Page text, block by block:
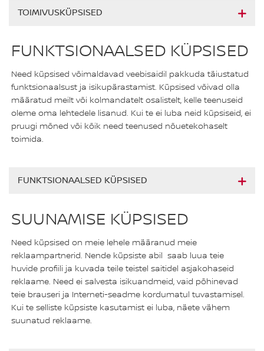
TOIMIVUSKÜPSISED
FUNKTSIONAALSED KÜPSISED
Need küpsised võimaldavad veebisaidil pakkuda täiustatud
funktsionaalsust ja isikupärastamist. Küpsised võivad olla
määratud meilt või kolmandatelt osalistelt, kelle teenuseid
oleme oma lehtedele lisanud. Kui te ei luba neid küpsiseid, ei
pruugi mõned või kõik need teenused nõuetekohaselt
toimida.
FUNKTSIONAALSED KÜPSISED
SUUNAMISE KÜPSISED
Need küpsised on meie lehele määranud meie
reklaampartnerid. Nende küpsiste abil saab luua teie
huvide profiili ja kuvada teile teistel saitidel asjakohaseid
reklaame. Need ei salvesta isikuandmeid, vaid põhinevad
teie brauseri ja Interneti-seadme kordumatul tuvastamisel.
Kui te selliste küpsiste kasutamist ei luba, näete vähem
suunatud reklaame.